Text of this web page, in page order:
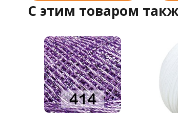
C этим товаром